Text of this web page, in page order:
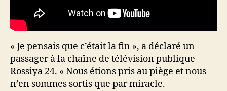
« Je pensais que c’était la fin », a déclaré un
passager à la chaîne de télévision publique
Rossiya 24. « Nous étions pris au piège et nous
n’en sommes sortis que par miracle.